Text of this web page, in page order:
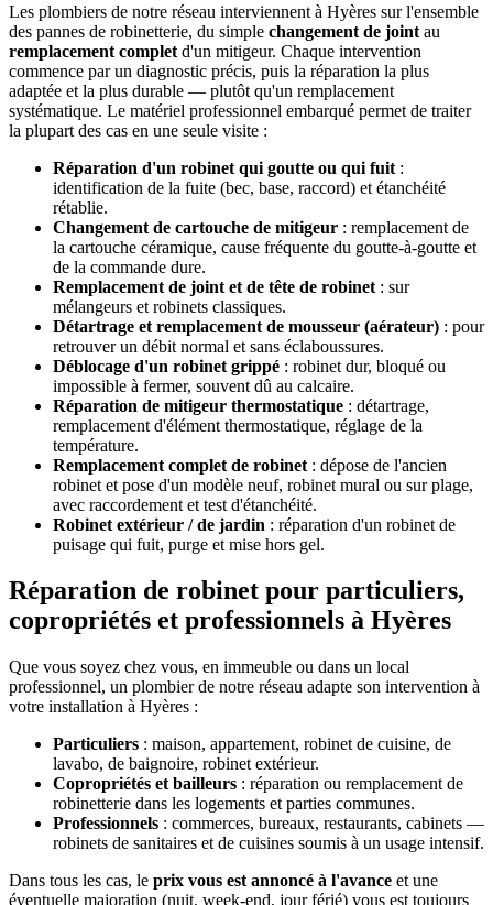
Les plombiers de notre réseau interviennent à Hyères sur l'ensemble
des pannes de robinetterie, du simple changement de joint au
remplacement complet d'un mitigeur. Chaque intervention
commence par un diagnostic précis, puis la réparation la plus
adaptée et la plus durable — plutôt qu'un remplacement
systématique. Le matériel professionnel embarqué permet de traiter
la plupart des cas en une seule visite :
Réparation d'un robinet qui goutte ou qui fuit :
identification de la fuite (bec, base, raccord) et étanchéité
rétablie.
Changement de cartouche de mitigeur : remplacement de
la cartouche céramique, cause fréquente du goutte-à-goutte et
de la commande dure.
Remplacement de joint et de tête de robinet : sur
mélangeurs et robinets classiques.
Détartrage et remplacement de mousseur (aérateur) : pour
retrouver un débit normal et sans éclaboussures.
Déblocage d'un robinet grippé : robinet dur, bloqué ou
impossible à fermer, souvent dû au calcaire.
Réparation de mitigeur thermostatique : détartrage,
remplacement d'élément thermostatique, réglage de la
température.
Remplacement complet de robinet : dépose de l'ancien
robinet et pose d'un modèle neuf, robinet mural ou sur plage,
avec raccordement et test d'étanchéité.
Robinet extérieur / de jardin : réparation d'un robinet de
puisage qui fuit, purge et mise hors gel.
Réparation de robinet pour particuliers,
copropriétés et professionnels à Hyères
Que vous soyez chez vous, en immeuble ou dans un local
professionnel, un plombier de notre réseau adapte son intervention à
votre installation à Hyères :
Particuliers : maison, appartement, robinet de cuisine, de
lavabo, de baignoire, robinet extérieur.
Copropriétés et bailleurs : réparation ou remplacement de
robinetterie dans les logements et parties communes.
Professionnels : commerces, bureaux, restaurants, cabinets —
robinets de sanitaires et de cuisines soumis à un usage intensif.
Dans tous les cas, le prix vous est annoncé à l'avance et une
éventuelle majoration (nuit, week-end, jour férié) vous est toujours